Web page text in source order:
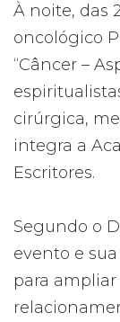
À noite, das
oncológico
“Câncer –
cirúrgica,
integra a
Escritores.
Segundo o
evento e
para